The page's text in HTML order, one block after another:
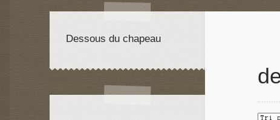
Dessous du chapeau